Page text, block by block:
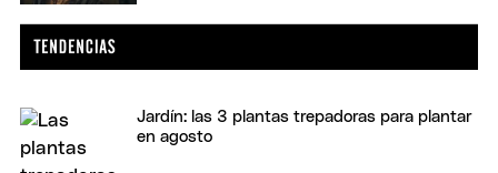
Jardín: las 3 plantas trepadoras para plantar
en agosto